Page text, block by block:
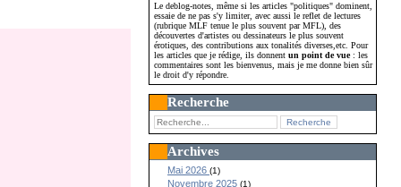
Le deblog-notes, même si les articles "politiques" dominent,
essaie de ne pas s'y limiter, avec aussi le reflet de lectures
(rubrique MLF tenue le plus souvent par MFL), des
découvertes d'artistes ou dessinateurs le plus souvent
érotiques, des contributions aux tonalités diverses,etc. Pour
les articles que je rédige, ils donnentun point de vue: les
commentaires sont les bienvenus, mais je me donne bien sûr
le droit d'y répondre.
Recherche
Archives
Mai 2026(1)
Novembre 2025(1)